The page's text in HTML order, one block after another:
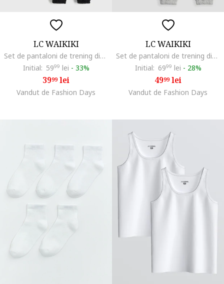
LC WAIKIKI
Set de pantaloni de trening din amestec de bumbac - 2 perechi, Gri carbune
Initial: 5999 lei - 33%
3999lei
Vandut de Fashion Days
LC WAIKIKI
Set de pantaloni de trening din amestec de bumbac - 2 perechi, Gri deschis/Albastru melange
Initial: 6999 lei - 28%
4999lei
Vandut de Fashion Days